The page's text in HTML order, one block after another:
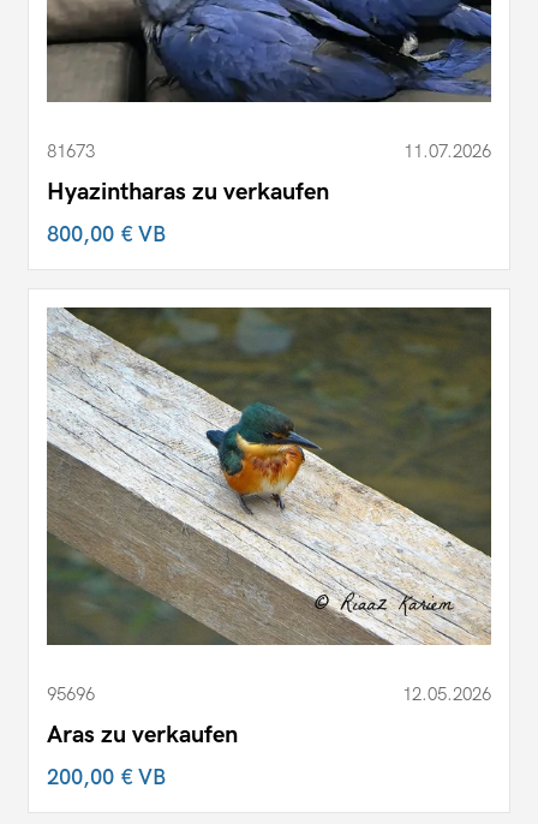
81673 11.07.2026
Hyazintharas zu verkaufen
800,00 €VB
95696 12.05.2026
Aras zu verkaufen
200,00 €VB